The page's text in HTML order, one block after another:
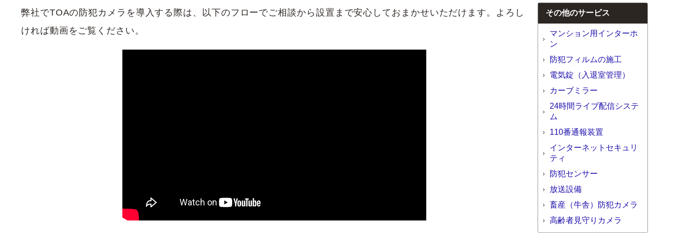
弊社でTOAの防犯カメラを導入する際は、以下のフローでご相談から設置まで安心しておまかせいただけます。よろし
ければ動画をご覧ください。
その他のサービス
マンション用インターホ
ン
防犯フィルムの施工
電気錠（入退室管理）
カーブミラー
24時間ライブ配信システ
ム
110番通報装置
インターネットセキュリ
ティ
防犯センサー
放送設備
畜産（牛舎）防犯カメラ
高齢者見守りカメラ